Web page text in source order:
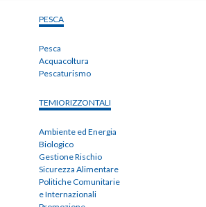
PESCA
Pesca
Acquacoltura
Pescaturismo
TEMIORIZZONTALI
Ambiente ed Energia
Biologico
Gestione Rischio
Sicurezza Alimentare
Politiche Comunitarie
e Internazionali